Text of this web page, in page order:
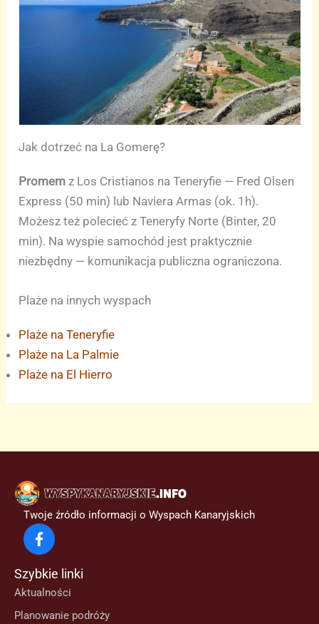
Jak dotrzeć na La Gomerę?
Promem z Los Cristianos na Teneryfie — Fred Olsen
Express (50 min) lub Naviera Armas (ok. 1h).
Możesz też polecieć z Teneryfy Norte (Binter, 20
min). Na wyspie samochód jest praktycznie
niezbędny — komunikacja publiczna ograniczona.
Plaże na innych wyspach
Plaże na Teneryfie
Plaże na La Palmie
Plaże na El Hierro
Twoje źródło informacji o Wyspach Kanaryjskich
Szybkie linki
Aktualności
Planowanie podróży